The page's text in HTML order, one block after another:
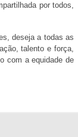
por todos,
deseja a todas as
talento e força,
com a equidade de